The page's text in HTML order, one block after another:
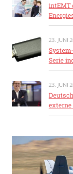
intEMT
23. JUNI
Serie
23. JUNI